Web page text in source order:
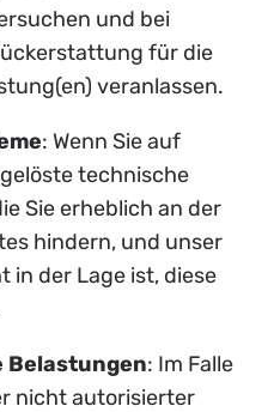
und bei
für die
veranlassen.
: Wenn Sie auf
technische
Sie erheblich an der
hindern, und unser
in der Lage ist, diese
: Im Falle
nicht autorisierter